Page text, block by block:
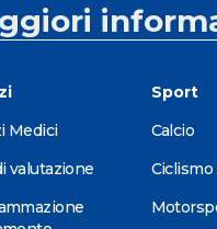
Medici
valutazione
Sport
Calcio
Ciclismo